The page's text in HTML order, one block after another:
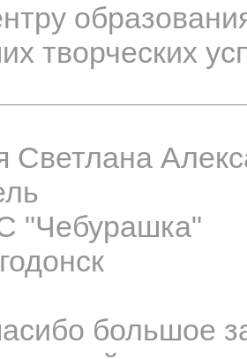
творческих
Светлана
"Чебурашка"
большое